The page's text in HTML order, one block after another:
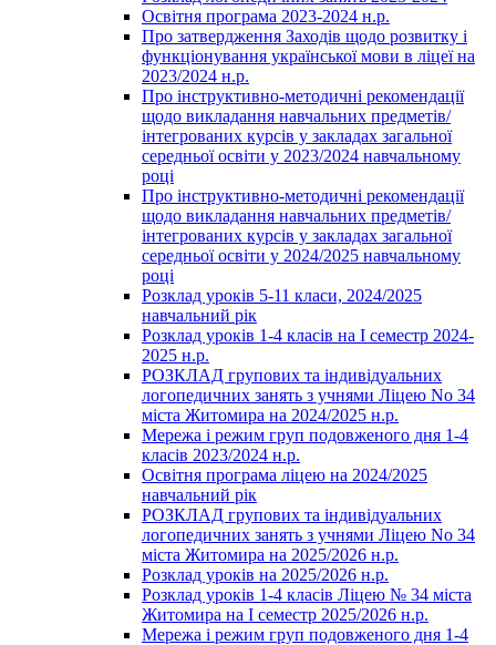
Освітня програма 2023-2024 н.р.
Про затвердження Заходів щодо розвитку і
функціонування української мови в ліцеї на
2023/2024 н.р.
Про інструктивно-методичні рекомендації
щодо викладання навчальних предметів/
інтегрованих курсів у закладах загальної
середньої освіти у 2023/2024 навчальному
році
Про інструктивно-методичні рекомендації
щодо викладання навчальних предметів/
інтегрованих курсів у закладах загальної
середньої освіти у 2024/2025 навчальному
році
Розклад уроків 5-11 класи, 2024/2025
навчальний рік
Розклад уроків 1-4 класів на І семестр 2024-
2025 н.р.
РОЗКЛАД групових та індивідуальних
логопедичних занять з учнями Ліцею No 34
міста Житомира на 2024/2025 н.р.
Мережа і режим груп подовженого дня 1-4
класів 2023/2024 н.р.
Освітня програма ліцею на 2024/2025
навчальний рік
РОЗКЛАД групових та індивідуальних
логопедичних занять з учнями Ліцею No 34
міста Житомира на 2025/2026 н.р.
Розклад уроків на 2025/2026 н.р.
Розклад уроків 1-4 класів Ліцею № 34 міста
Житомира на І семестр 2025/2026 н.р.
Мережа і режим груп подовженого дня 1-4